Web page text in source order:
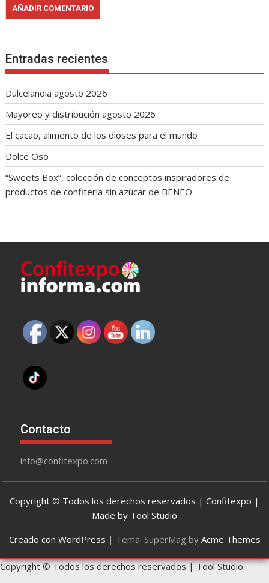
Entradas recientes
Dulcelandia agosto 2026
Mayoreo y distribución agosto 2026
El cacao, alimento de los dioses para el mundo
Dolce Oso
“Sweets Box”, colección de conceptos inspiradores de
productos de confitería sin azúcar de BENEO
Contacto
info@confitexpo.com
Copyright © Todos los derechos reservados | Confitexpo |
Made by Tool Studio
Creado con WordPress | Tema: SuperMag by Acme Themes
Copyright © Todos los derechos reservados | Tool Studio